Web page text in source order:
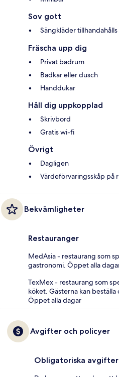
Sov gott
Sängkläder tillhandahålls
Fräscha upp dig
Privat badrum
Badkar eller dusch
Handdukar
Håll dig uppkopplad
Skrivbord
Gratis wi-fi
Övrigt
Dagligen
Värdeförvaringsskåp på
Bekvämligheter
Restauranger
MedAsia - restaurang som
gastronomi. Öppet alla
TexMex - restaurang som
köket. Gästerna kan
Öppet alla dagar
Avgifter och policyer
Obligatoriska avgifter